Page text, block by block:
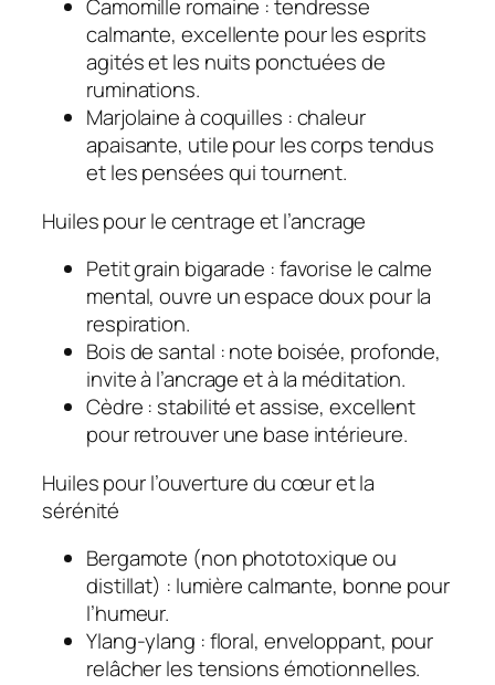
Camomille romaine : tendresse
calmante, excellente pour les esprits
agités et les nuits ponctuées de
ruminations.
Marjolaine à coquilles : chaleur
apaisante, utile pour les corps tendus
et les pensées qui tournent.
Huiles pour le centrage et l’ancrage
Petit grain bigarade : favorise le calme
mental, ouvre un espace doux pour la
respiration.
Bois de santal : note boisée, profonde,
invite à l’ancrage et à la méditation.
Cèdre : stabilité et assise, excellent
pour retrouver une base intérieure.
Huiles pour l’ouverture du cœur et la
sérénité
Bergamote (non phototoxique ou
distillat) : lumière calmante, bonne pour
l’humeur.
Ylang‑ylang : floral, enveloppant, pour
relâcher les tensions émotionnelles.